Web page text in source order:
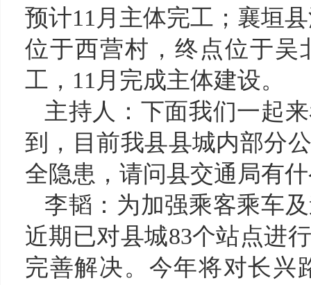
预计11月主体完工；襄垣
位于西营村，终点位于吴
工，11月完成主体建设。
主持人：下面我们一起
到，
目前我县县城内部分
全隐患，请问县交通局有
李韬： 为加强乘客乘车
近期已对县城83个站点进
完善解决。今年将对长兴